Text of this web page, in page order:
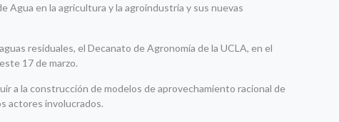
en la agricultura y la agroindustria y sus nuevas
residuales, el Decanato de Agronomía de la UCLA, en el
17 de marzo.
a la construcción de modelos de aprovechamiento racional de
actores involucrados.